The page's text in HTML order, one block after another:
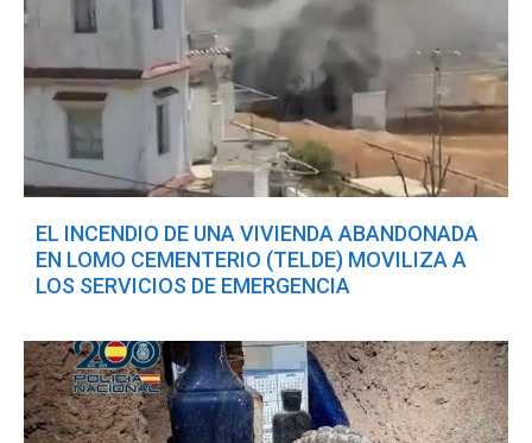
EL INCENDIO DE UNA VIVIENDA ABANDONADA
EN LOMO CEMENTERIO (TELDE) MOVILIZA A
LOS SERVICIOS DE EMERGENCIA